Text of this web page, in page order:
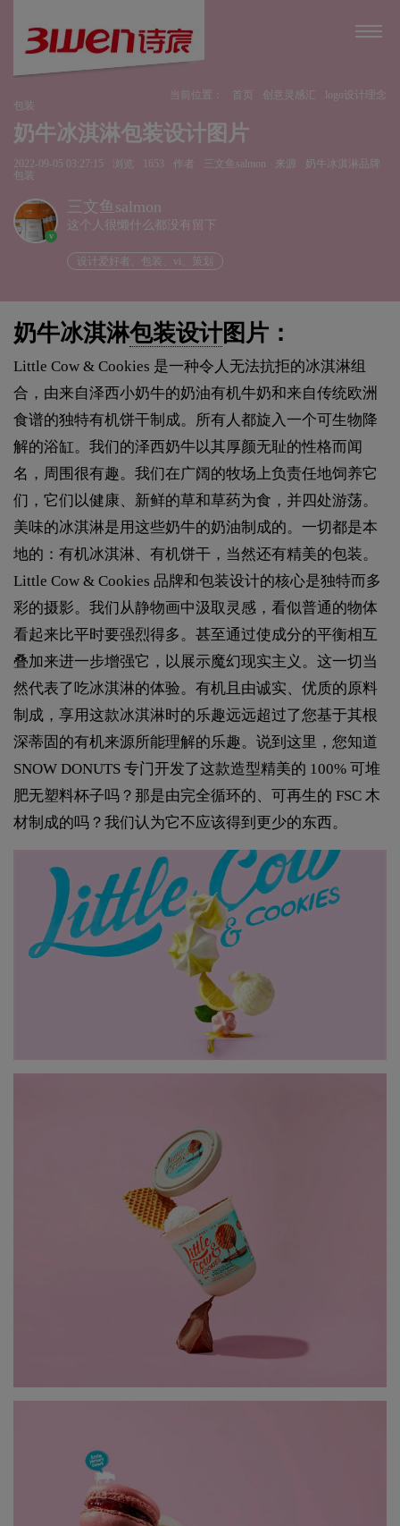
当前位置： 首页 创意灵感汇
logo设计理念
包装
奶牛冰淇淋包装设计图片
2022-09-05 03:27:15 浏览 1653 作者 三文鱼salmon 来源
奶牛冰淇淋品牌
包装
v
三文鱼salmon
这个人很懒什么都没有留下
设计爱好者、包装、vi、策划
奶牛冰淇淋包装设计图片：
Little Cow & Cookies 是一种令人无法抗拒的冰淇淋组
合，由来自泽西小奶牛的奶油有机牛奶和来自传统欧洲
食谱的独特有机饼干制成。所有人都旋入一个可生物降
解的浴缸。我们的泽西奶牛以其厚颜无耻的性格而闻
名，周围很有趣。我们在广阔的牧场上负责任地饲养它
们，它们以健康、新鲜的草和草药为食，并四处游荡。
美味的冰淇淋是用这些奶牛的奶油制成的。一切都是本
地的：有机冰淇淋、有机饼干，当然还有精美的包装。
Little Cow & Cookies 品牌和包装设计的核心是独特而多
彩的摄影。我们从静物画中汲取灵感，看似普通的物体
看起来比平时要强烈得多。甚至通过使成分的平衡相互
叠加来进一步增强它，以展示魔幻现实主义。这一切当
然代表了吃冰淇淋的体验。有机且由诚实、优质的原料
制成，享用这款冰淇淋时的乐趣远远超过了您基于其根
深蒂固的有机来源所能理解的乐趣。说到这里，您知道
SNOW DONUTS 专门开发了这款造型精美的 100% 可堆
肥无塑料杯子吗？那是由完全循环的、可再生的 FSC 木
材制成的吗？我们认为它不应该得到更少的东西。